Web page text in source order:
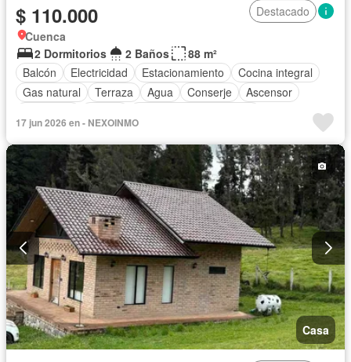
$ 110.000
Destacado
Cuenca
2 Dormitorios
2 Baños
88 m²
Balcón
Electricidad Estacionamiento
Cocina integral
Gas natural
Terraza Agua Conserje
Ascensor
17 jun 2026 en - NEXOINMO
Casa